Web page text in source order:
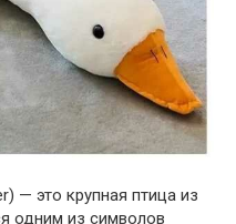
— это крупная птица из
одним из символов